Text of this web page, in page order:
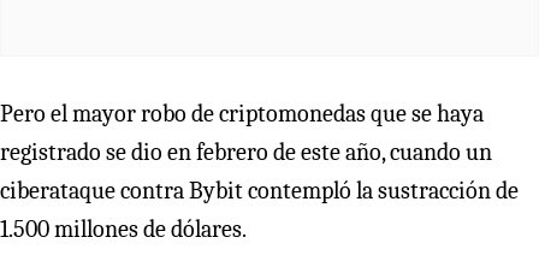
Pero el mayor robo de criptomonedas que se haya
registrado se dio en febrero de este año, cuando un
ciberataque contra Bybit contempló la sustracción de
1.500 millones de dólares.